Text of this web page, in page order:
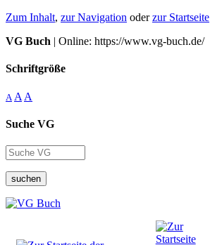
Zum Inhalt, zur Navigation oderzur Startseite
VG Buch | Online: https://www.vg-buch.de/
Schriftgröße
A A A
Suche VG
suchen